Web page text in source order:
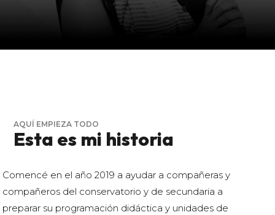
AQUÍ EMPIEZA TODO
Esta es mi historia
Comencé en el año 2019 a ayudar a compañeras y
compañeros del conservatorio y de secundaria a
preparar su programación didáctica y unidades de